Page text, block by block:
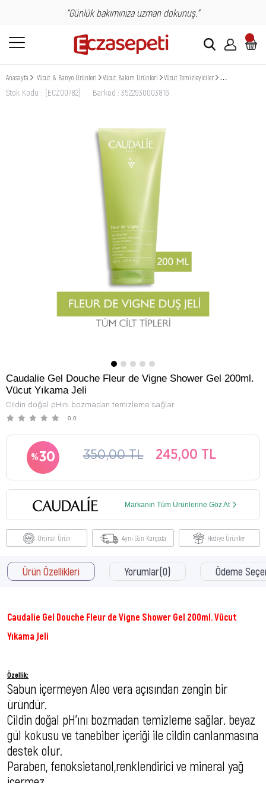
"Günlük bakımınıza uzman dokunuş."
Anasayfa Vücut & Banyo Ürünleri Vücut Bakım Ürünleri Vücut Temizleyiciler Caudalie Gel
Stok Kodu (ECZ00782) Barkod : 3522930003816
Caudalie Gel Douche Fleur de Vigne Shower Gel 200ml.
Vücut Yıkama Jeli
Cildin doğal pHını bozmadan temizleme sağlar.
0.0
30 350,00 TL 245,00 TL
Markanın Tüm Ürünlerine Göz At
Orjinal Ürün Aynı Gün Kargoda Hediye Ürünler
Ürün Özellikleri Yorumlar(0) Ödeme
Caudalie Gel Douche Fleur de Vigne Shower Gel 200ml. Vücut
Yıkama Jeli
Özellik:
Sabun içermeyen Aleo vera açısından zengin bir
üründür.
Cildin doğal pH'ını bozmadan temizleme sağlar. beyaz
gül kokusu ve tanebiber içeriği ile cildin canlanmasına
destek olur.
Paraben, fenoksietanol,renklendirici ve mineral yağ
içermez.